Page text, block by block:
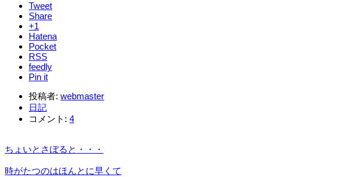
Tweet
Share
+1
Hatena
Pocket
RSS
feedly
Pin it
投稿者: webmaster
日記
コメント: 4
ちょいとさぼると・・・
時がたつのはほんとに早くて